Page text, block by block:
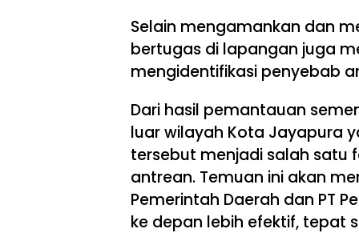
Selain mengamankan dan
bertugas di lapangan juga
mengidentifikasi penyebab
Dari hasil pemantauan
luar wilayah Kota Jayapura
tersebut menjadi salah satu
antrean. Temuan ini akan
Pemerintah Daerah dan PT
ke depan lebih efektif, tepat